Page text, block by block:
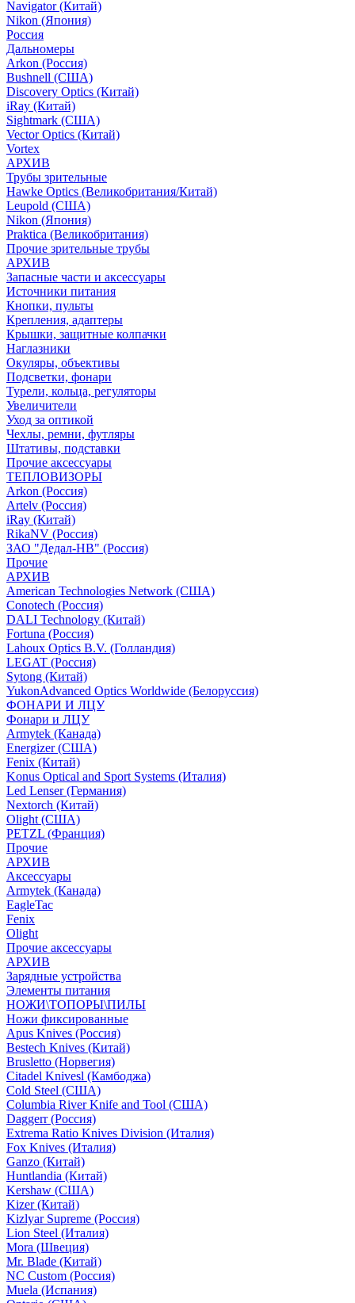
Navigator (Китай)
Nikon (Япония)
Россия
Дальномеры
Arkon (Россия)
Bushnell (США)
Discovery Optics (Китай)
iRay (Китай)
Sightmark (США)
Vector Optics (Китай)
Vortex
АРХИВ
Трубы зрительные
Hawke Optics (Великобритания/Китай)
Leupold (США)
Nikon (Япония)
Praktica (Великобритания)
Прочие зрительные трубы
АРХИВ
Запасные части и аксессуары
Источники питания
Кнопки, пульты
Крепления, адаптеры
Крышки, защитные колпачки
Наглазники
Окуляры, объективы
Подсветки, фонари
Турели, кольца, регуляторы
Увеличители
Уход за оптикой
Чехлы, ремни, футляры
Штативы, подставки
Прочие аксессуары
ТЕПЛОВИЗОРЫ
Arkon (Россия)
Artelv (Россия)
iRay (Китай)
RikaNV (Россия)
ЗАО "Дедал-НВ" (Россия)
Прочие
АРХИВ
American Technologies Network (США)
Conotech (Россия)
DALI Technology (Китай)
Fortuna (Россия)
Lahoux Optics B.V. (Голландия)
LEGAT (Россия)
Sytong (Китай)
YukonAdvanced Optics Worldwide (Белоруссия)
ФОНАРИ И ЛЦУ
Фонари и ЛЦУ
Armytek (Канада)
Energizer (США)
Fenix (Китай)
Konus Optical and Sport Systems (Италия)
Led Lenser (Германия)
Nextorch (Китай)
Olight (США)
PETZL (Франция)
Прочие
АРХИВ
Аксессуары
Armytek (Канада)
EagleTac
Fenix
Olight
Прочие аксессуары
АРХИВ
Зарядные устройства
Элементы питания
НОЖИ\ТОПОРЫ\ПИЛЫ
Ножи фиксированные
Apus Knives (Россия)
Bestech Knives (Китай)
Brusletto (Норвегия)
Citadel Knivesl (Камбоджа)
Cold Steel (США)
Columbia River Knife and Tool (США)
Daggerr (Россия)
Extrema Ratio Knives Division (Италия)
Fox Knives (Италия)
Ganzo (Китай)
Huntlandia (Китай)
Kershaw (США)
Kizer (Китай)
Kizlyar Supreme (Россия)
Lion Steel (Италия)
Mora (Швеция)
Mr. Blade (Китай)
NC Custom (Россия)
Muela (Испания)